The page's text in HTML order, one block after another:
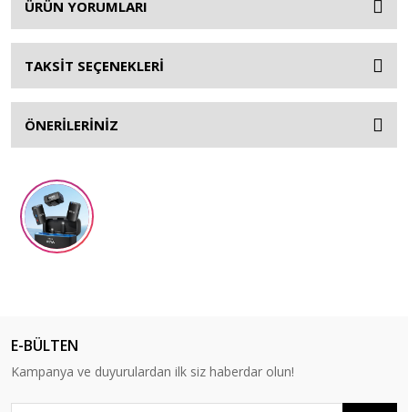
ÜRÜN YORUMLARI
TAKSİT SEÇENEKLERİ
ÖNERİLERİNİZ
E-BÜLTEN
Kampanya ve duyurulardan ilk siz haberdar olun!